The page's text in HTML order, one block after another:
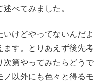
べてみました。
けどやってないんだよ
す。とりあえず後先考
次第やってみたらどうで
以外にも色々と得るモ